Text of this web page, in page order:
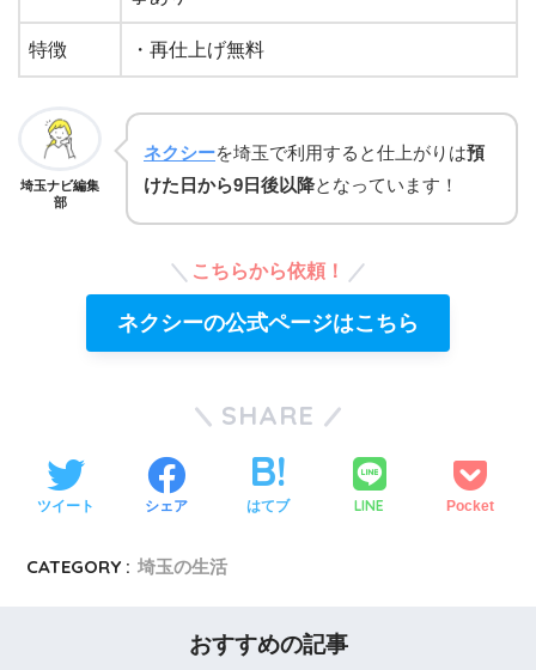
特徴 ・再仕上げ無料
埼玉ナビ編集
部
ネクシーを埼玉で利用すると仕上がりは預
けた日から9日後以降となっています！
こちらから依頼！
ネクシーの公式ページはこちら
SHARE
ツイート シェア はてブ LINE Pocket
CATEGORY : 埼玉の生活
おすすめの記事